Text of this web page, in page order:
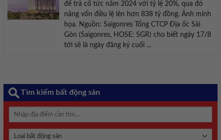
để trả cổ tức năm 2024 với tỷ lệ 20%, qua đó
nâng vốn điều lệ lên hơn 838 tỷ đồng. Ảnh minh
họa. Nguồn: Saigonres Tổng CTCP Địa ốc Sài
Gòn (Saigonres, HOSE: SGR) cho biết ngày 17/8
tới sẽ là ngày đăng ký cuối ...
Tìm kiếm bất động sản